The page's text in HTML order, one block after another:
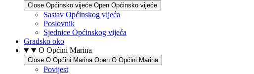
Close Općinsko vijeće Open Općinsko vijeće
Sastav Općinskog vijeća
Poslovnik
Sjednice Općinskog vijeća
Gradsko oko
O Općini Marina
Close O Općini Marina Open O Općini Marina
Povijest